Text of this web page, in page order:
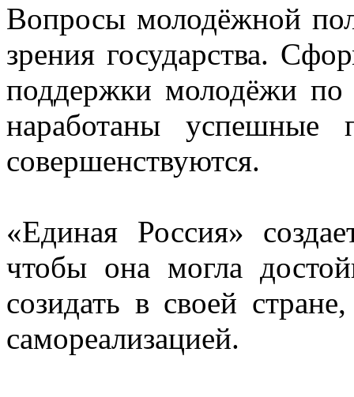
Вопросы молодёжной
зрения государства.
поддержки молодёжи
наработаны успешные
совершенствуются.
«Единая Россия»
чтобы она могла
созидать в своей
самореализацией.